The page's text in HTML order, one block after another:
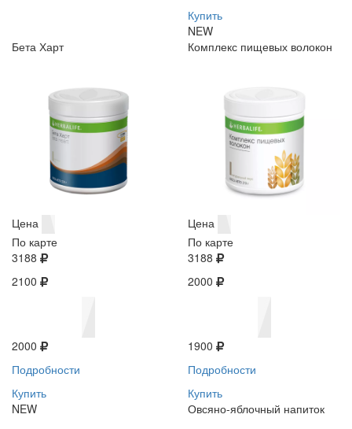
Купить
NEW
Бета Харт
Цена
По карте
3188
2100
2000
Подробности
Купить
NEW
Комплекс пищевых волокон
Цена
По карте
3188
2000
1900
Подробности
Купить
Овсяно-яблочный напиток